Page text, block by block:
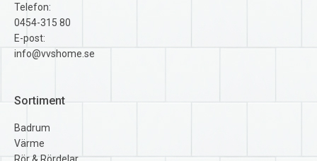
Telefon:
0454-315 80
E-post:
info@vvshome.se
Sortiment
Badrum
Värme